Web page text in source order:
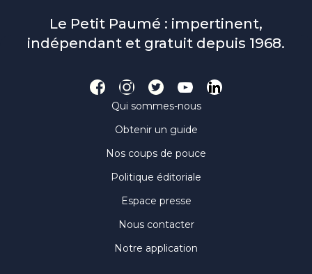
Le Petit Paumé : impertinent,
indépendant et gratuit depuis 1968.
Qui sommes-nous
Obtenir un guide
Nos coups de pouce
Politique éditoriale
Espace presse
Nous contacter
Notre application